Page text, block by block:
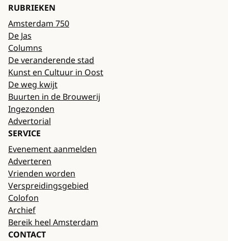
RUBRIEKEN
Amsterdam 750
De Jas
Columns
De veranderende stad
Kunst en Cultuur in Oost
De weg kwijt
Buurten in de Brouwerij
Ingezonden
Advertorial
SERVICE
Evenement aanmelden
Adverteren
Vrienden worden
Verspreidingsgebied
Colofon
Archief
Bereik heel Amsterdam
CONTACT